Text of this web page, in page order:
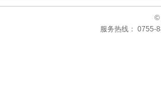
©
服务热线： 0755-